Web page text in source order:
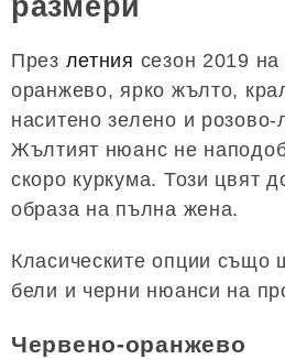
През летния сезон 2019
оранжево, ярко жълто,
наситено зелено и
Жълтият нюанс не
скоро куркума. Този цвят
образа на пълна жена.
Класическите опции също
бели и черни нюанси на
Червено-оранжево